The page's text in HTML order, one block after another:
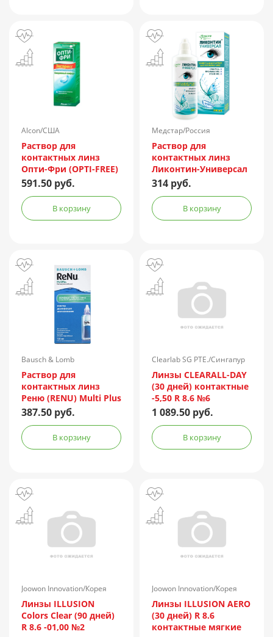
Alcon/США
Раствор для
контактных линз
Опти-Фри (OPTI-FREE)
Express 355мл +
контейнер
591.50 руб.
В корзину
Медстар/Россия
Раствор для
контактных линз
Ликонтин-Универсал
240мл
314 руб.
В корзину
Bausch & Lomb
Incorporated/Италия
Раствор для
контактных линз
Реню (RENU) Multi Plus
120мл + контейнер
387.50 руб.
В корзину
Clearlab SG PTE./Сингапур
Линзы CLEARALL-DAY
(30 дней) контактные
-5,50 R 8.6 №6
1 089.50 руб.
В корзину
Joowon Innovation/Корея
Линзы ILLUSION
Colors Clear (90 дней)
R 8.6 -01,00 №2
Joowon Innovation/Корея
Линзы ILLUSION AERO
(30 дней) R 8.6
контактные мягкие